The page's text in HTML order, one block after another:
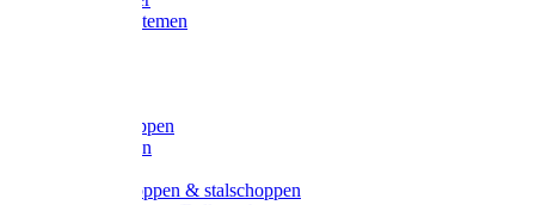
Ophangsystemen
Betonschoppen
Schepbatsen
Ballastschoppen & stalschoppen